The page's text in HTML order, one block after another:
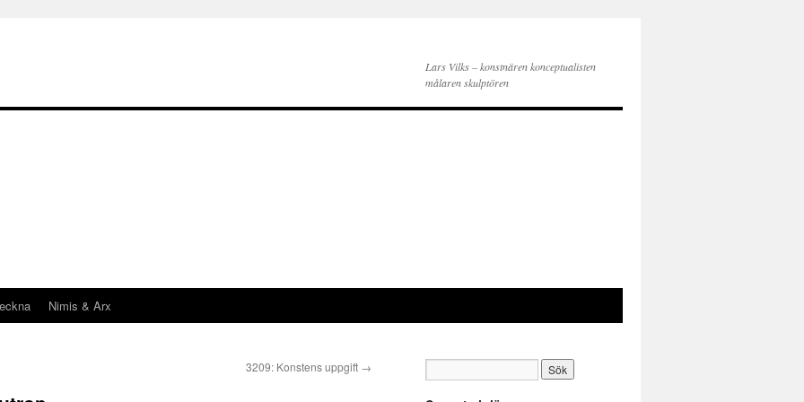
Lars Vilks – konstnären konceptualisten
målaren skulptören
Nimis & Arx
3209: Konstens uppgift →